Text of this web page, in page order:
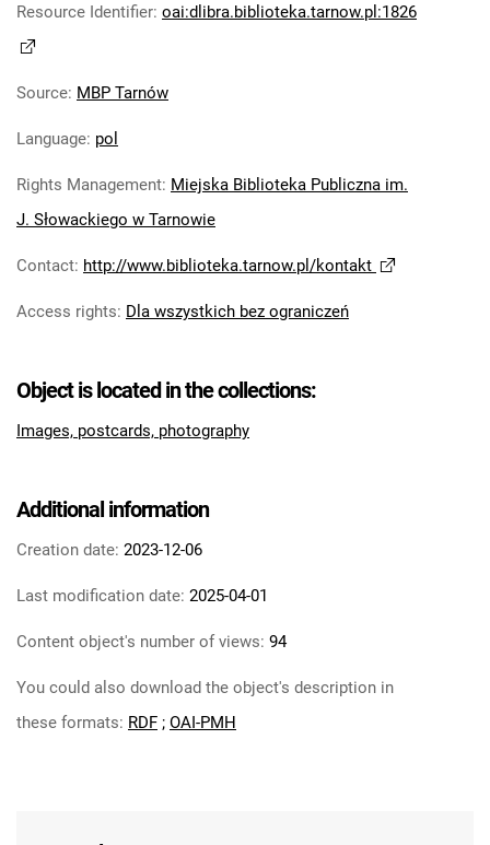
Resource Identifier: oai:dlibra.biblioteka.tarnow.pl:1826
Source: MBP Tarnów
Language: pol
Rights Management: Miejska Biblioteka Publiczna im.
J. Słowackiego w Tarnowie
Contact: http://www.biblioteka.tarnow.pl/kontakt
Access rights: Dla wszystkich bez ograniczeń
Object is located in the collections:
Images, postcards, photography
Additional information
Creation date: 2023-12-06
Last modification date: 2025-04-01
Content object's number of views: 94
You could also download the object's description in
these formats: RDF ; OAI-PMH